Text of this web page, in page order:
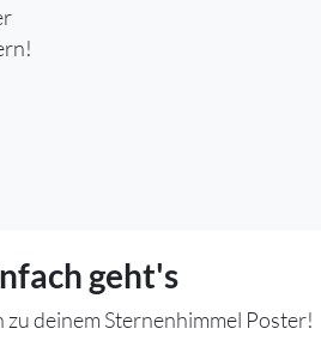
geht's
zu deinem Sternenhimmel Poster!